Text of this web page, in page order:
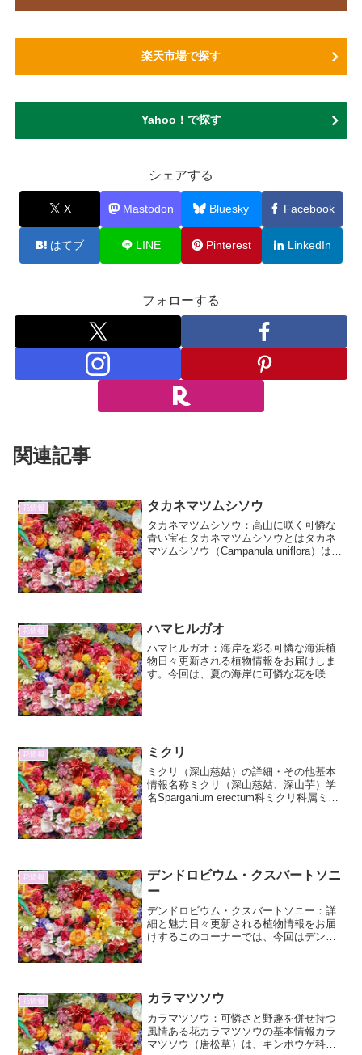
楽天市場で探す
Yahoo！で探す
シェアする
X Mastodon Bluesky Facebook
はてブ LINE Pinterest LinkedIn
フォローする
関連記事
花情報 タカネマツムシソウ
タカネマツムシソウ：高山に咲く可憐な
青い宝石タカネマツムシソウとはタカネ
マツムシソウ（Campanula uniflora）は、
花情報 ハマヒルガオ
ハマヒルガオ：海岸を彩る可憐な海浜植
物日々更新される植物情報をお届けしま
す。今回は、夏の海岸に可憐な花を咲か
花情報 ミクリ
ミクリ（深山慈姑）の詳細・その他基本
情報名称ミクリ（深山慈姑、深山芋）学
名Sparganium erectum科ミクリ科属ミク
花情報
デンドロビウム・クスバートソニ
ー
デンドロビウム・クスバートソニー：詳
細と魅力日々更新される植物情報をお届
けするこのコーナーでは、今回はデンド
花情報 カラマツソウ
カラマツソウ：可憐さと野趣を併せ持つ
風情ある花カラマツソウの基本情報カラ
マツソウ（唐松草）は、キンポウゲ科カ